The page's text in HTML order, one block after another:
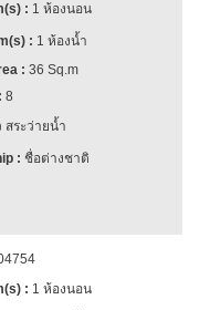
1 ห้องนอน
1 ห้องน้ำ
36 Sq.m
8
สระว่ายน้ำ
ชื่อต่างชาติ
1 ห้องนอน